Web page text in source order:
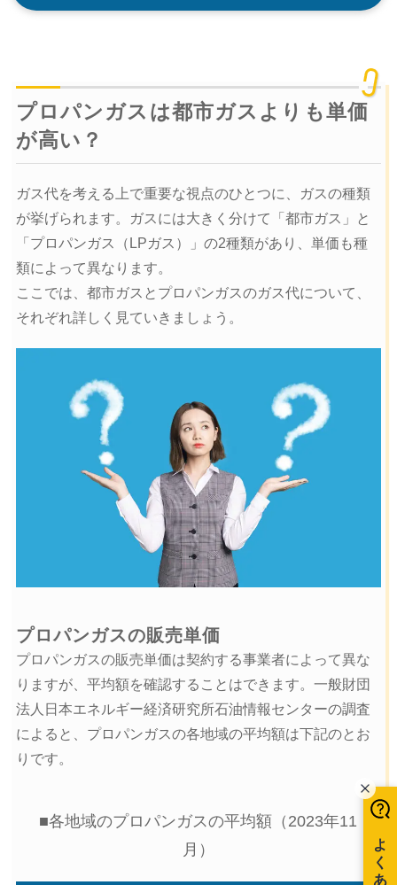
プロパンガスは都市ガスよりも単価
が高い？
ガス代を考える上で重要な視点のひとつに、ガスの種類
が挙げられます。ガスには大きく分けて「都市ガス」と
「プロパンガス（LPガス）」の2種類があり、単価も種
類によって異なります。
ここでは、都市ガスとプロパンガスのガス代について、
それぞれ詳しく見ていきましょう。
プロパンガスの販売単価
プロパンガスの販売単価は契約する事業者によって異な
りますが、平均額を確認することはできます。一般財団
法人日本エネルギー経済研究所石油情報センターの調査
によると、プロパンガスの各地域の平均額は下記のとお
りです。
■各地域のプロパンガスの平均額（2023年11
月）